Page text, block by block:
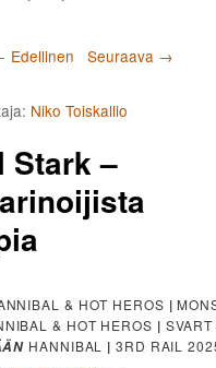
Edellinen Seuraava →
Stark –
Niko Toiskallio
& HOT HEROS |
& HOT HEROS |
HANNIBAL | 3RD RAIL